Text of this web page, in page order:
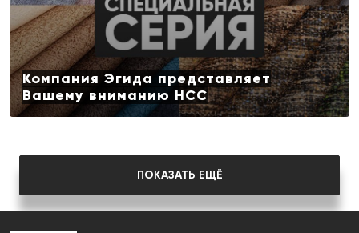
Компания Эгида представляет
Вашему вниманию НСС
ПОКАЗАТЬ ЕЩЁ